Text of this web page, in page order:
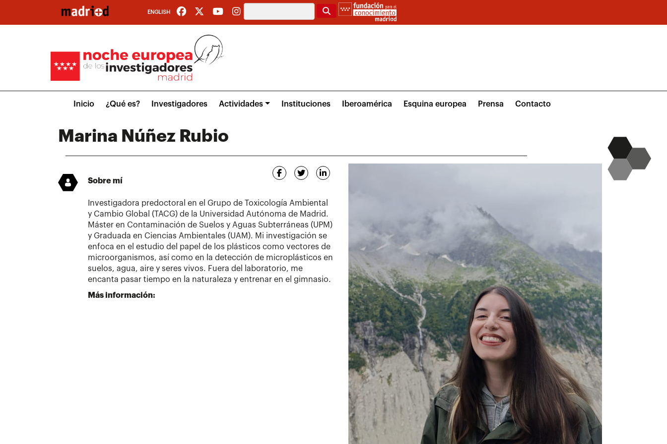
contenido
ENGLISH Buscar
menuInicio ¿Qué es? Investigadores Actividades Instituciones Iberoamérica Esquina europea Prensa Contacto
Marina Núñez Rubio
Sobre mí
Investigadora predoctoral en el Grupo de Toxicología Ambiental
y Cambio Global (TACG) de la Universidad Autónoma de Madrid.
Máster en Contaminación de Suelos y Aguas Subterráneas (UPM)
y Graduada en Ciencias Ambientales (UAM). Mi investigación se
enfoca en el estudio del papel de los plásticos como vectores de
microorganismos, así como en la detección de microplásticos en
suelos, agua, aire y seres vivos. Fuera del laboratorio, me
encanta pasar tiempo en la naturaleza y entrenar en el gimnasio.
Más información: